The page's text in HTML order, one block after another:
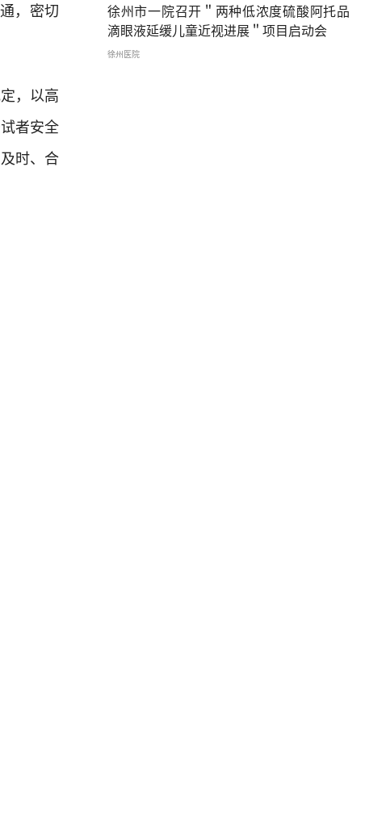
，密切
，以高
者安全
时、合
徐州市一院召开＂两种低浓度硫酸阿托品
滴眼液延缓儿童近视进展＂项目启动会
徐州医院